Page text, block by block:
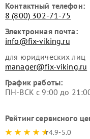
Контактный телефон:
8 (800) 302-71-75
Электронная почта:
info@fix-viking.ru
для юридических лиц
manager@fix-viking.ru
График работы:
ПН-ВСК с 9:00 до
Рейтинг сервисного
4.9-5.0